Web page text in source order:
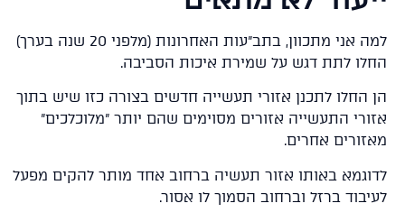
למה אני מתכוון, בתב"עות האחרונות (מלפני 20 שנה בערך)
לתת דגש על שמירת איכות הסביבה.
החלו לתכנן אזורי תעשייה חדשים בצורה כזו שיש בתוך
התעשייה אזורים מסוימים שהם יותר "מלוכלכים"
אחרים.
באותו אזור תעשיה ברחוב אחד מותר להקים מפעל
ברזל וברחוב הסמוך לו אסור.